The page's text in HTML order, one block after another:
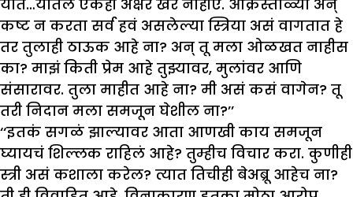
यात…यातलं एकही अक्षर खरं नाहीए. आक्रस्ताळ्या अन्
कष्ट न करता सर्व हवं असलेल्या स्त्रिया असं वागतात हे
तर तुलाही ठाऊक आहे ना? अन् तू मला ओळखत नाहीस
का? माझं किती प्रेम आहे तुझ्यावर, मुलांवर आणि
संसारावर. तुला माहीत आहे ना? मी असं कसं वागेन? तू
तरी निदान मला समजून घेशील ना?’’
‘‘इतकं सगळं झाल्यावर आता आणखी काय समजून
घ्यायचं शिल्लक राहिलं आहे? तुम्हीच विचार करा. कुणीही
स्त्री असं कशाला करेल? त्यात तिचीही बेअब्रू आहेच ना?